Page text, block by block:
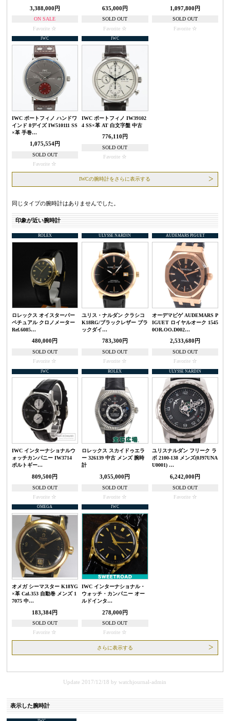
3,388,000円
ON SALE
Favorite
635,000円
SOLD OUT
Favorite
1,097,800円
SOLD OUT
Favorite
IWC
IWC ポートフィノ ハンドワ
インド 8デイズ IW510111 SS
×革 手巻…
1,075,554円
SOLD OUT
Favorite
IWC
IWC ポートフィノ IW39102
4 SS×革 AT 白文字盤 中古
776,110円
SOLD OUT
Favorite
IWCの腕時計をさらに表示する
同じタイプの腕時計はありませんでした。
印象が近い腕時計
ROLEX
ロレックス オイスターパー
ペチュアル クロノメーター
Ref.6085…
480,000円
SOLD OUT
Favorite
ULYSSE NARDIN
ユリス・ナルダン クラシコ
K18RG/ブラックレザー ブラ
ックダイ…
783,300円
SOLD OUT
Favorite
AUDEMARS PIGUET
オーデマピゲ AUDEMARS P
IGUET ロイヤルオーク 1545
0OR.OO.D002…
2,533,680円
SOLD OUT
Favorite
IWC
IWC インターナショナルウ
ォッチカンパニー IW3714
ポルトギー…
809,500円
SOLD OUT
Favorite
ROLEX
ロレックス スカイドゥエラ
ー 326139 中古 メンズ 腕時
計
3,055,000円
SOLD OUT
Favorite
ULYSSE NARDIN
ユリスナルダン フリーク ラ
ボ 2100-138 メンズ(0J97UNA
U0001) …
6,242,000円
SOLD OUT
Favorite
OMEGA
オメガ シーマスター K18YG
×革 Cal.353 自動巻 メンズ 1
7075 中…
183,384円
SOLD OUT
Favorite
IWC
IWC インターナショナル・
ウォッチ・カンパニー オー
ルドインタ…
278,000円
SOLD OUT
Favorite
さらに表示する
Update 2017/12/18 bywatchjournal-admin
表示した腕時計